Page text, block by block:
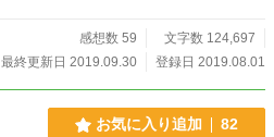
感想数 59
文字数 124,697
最終更新日 2019.09.30
登録日 2019.08.01
お気に入り追加 82